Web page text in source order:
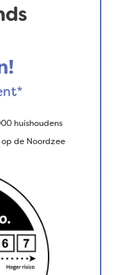
huishoudens
de Noordzee